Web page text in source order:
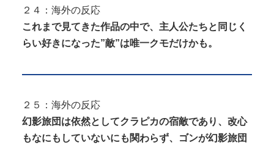
２４：海外の反応
これまで見てきた作品の中で、主人公たちと同じく
らい好きになった”敵”は唯一クモだけかも。
２５：海外の反応
幻影旅団は依然としてクラピカの宿敵であり、改心
もなにもしていないにも関わらず、ゴンが幻影旅団